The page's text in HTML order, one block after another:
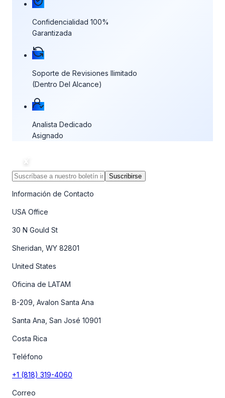
Confidencialidad 100%
Garantizada
Soporte de Revisiones Ilimitado
(Dentro Del Alcance)
Analista Dedicado
Asignado
Suscribirse
Información de Contacto
USA Office
30 N Gould St
Sheridan, WY 82801
United States
Oficina de LATAM
B-209, Avalon Santa Ana
Santa Ana, San José 10901
Costa Rica
Teléfono
+1 (818) 319-4060
Correo